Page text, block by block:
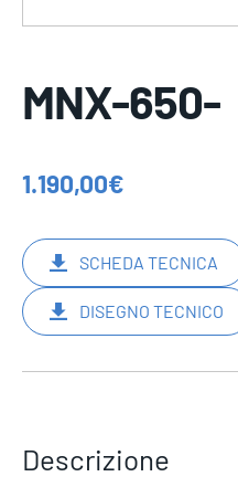
MNX-650-
1.190,00€
SCHEDA TECNICA
DISEGNO TECNICO
Descrizione